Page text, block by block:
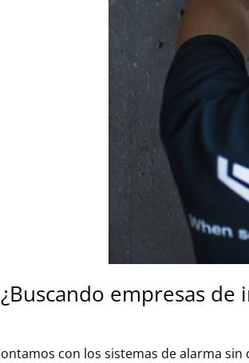
¿Buscando empresas
con los sistemas de alarma